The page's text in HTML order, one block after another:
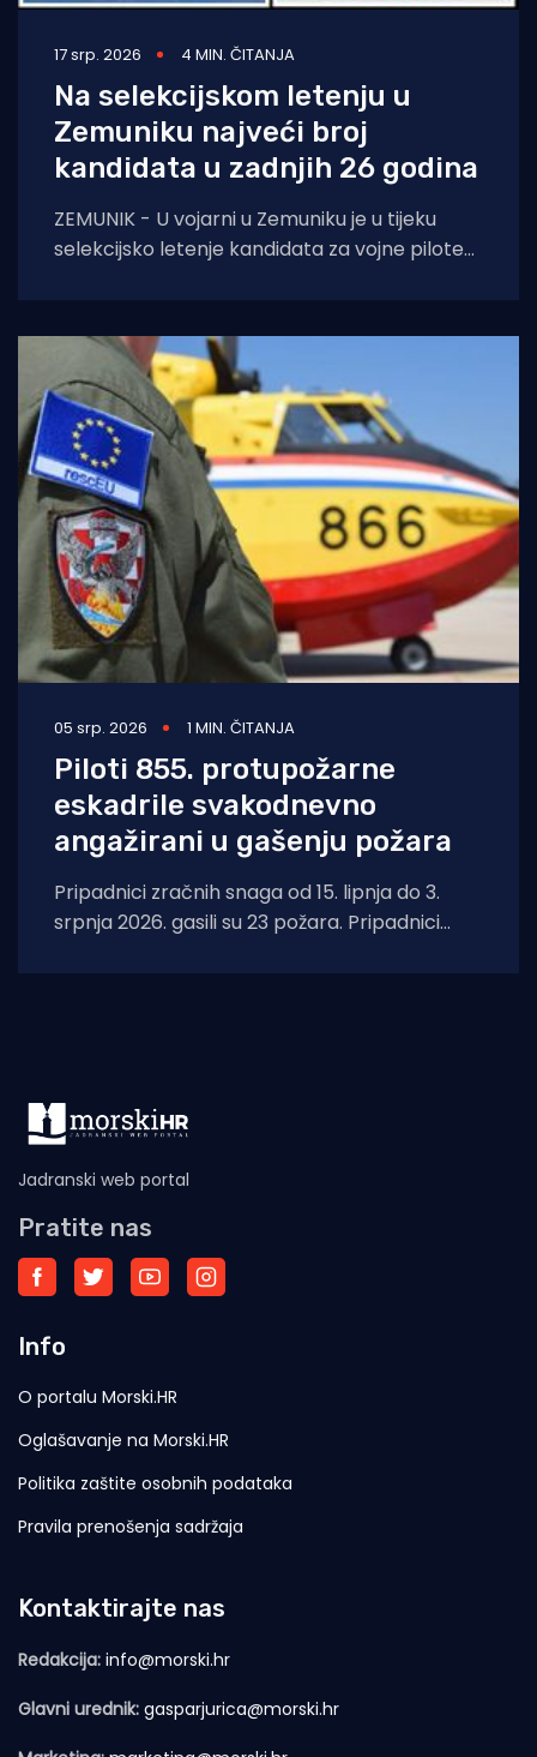
17 srp. 2026 4 MIN. ČITANJA
Na selekcijskom letenju u
Zemuniku najveći broj
kandidata u zadnjih 26 godina
ZEMUNIK - U vojarni u Zemuniku je u tijeku
selekcijsko letenje kandidata za vojne pilote
05 srp. 2026 1 MIN. ČITANJA
Piloti 855. protupožarne
eskadrile svakodnevno
angažirani u gašenju požara
Pripadnici zračnih snaga od 15. lipnja do 3.
srpnja 2026. gasili su 23 požara. Pripadnici
Jadranski web portal
Pratite nas
Info
O portalu Morski.HR
Oglašavanje na Morski.HR
Politika zaštite osobnih podataka
Pravila prenošenja sadržaja
Kontaktirajte nas
Redakcija: info@morski.hr
Glavni urednik: gasparjurica@morski.hr